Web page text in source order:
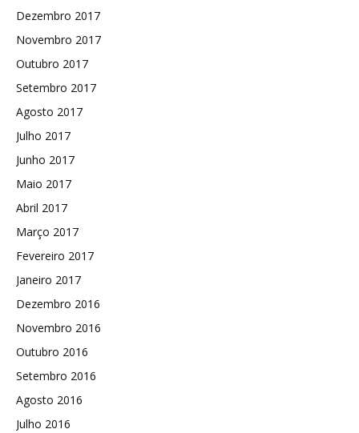
Dezembro 2017
Novembro 2017
Outubro 2017
Setembro 2017
Agosto 2017
Julho 2017
Junho 2017
Maio 2017
Abril 2017
Março 2017
Fevereiro 2017
Janeiro 2017
Dezembro 2016
Novembro 2016
Outubro 2016
Setembro 2016
Agosto 2016
Julho 2016